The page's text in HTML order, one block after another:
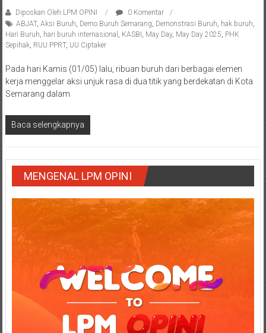
Diposkan Oleh:LPM OPINI
0 Komentar
ABJAT, Aksi Buruh, Demo Buruh Semarang, Demonstrasi Buruh, hak buruh,
Hari Buruh, hari buruh internasional , KASBI, May Day, May Day 2025, PHK
Sepihak, RUU PPRT, UU Ciptaker
Pada hari Kamis (01/05) lalu, ribuan buruh dari berbagai elemen
kerja menggelar aksi unjuk rasa di dua titik yang berdekatan di Kota
Semarang dalam
Baca selengkapnya
MENGENAL LPM OPINI